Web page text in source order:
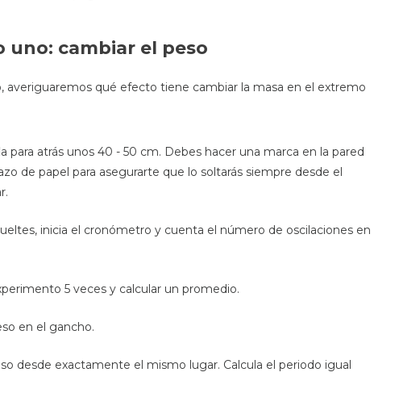
uno: cambiar el peso
averiguaremos qué efecto tiene cambiar la masa en el extremo
para atrás unos 40 - 50 cm. Debes hacer una marca en la pared
de papel para asegurarte que lo soltarás siempre desde el
inicia el cronómetro y cuenta el número de oscilaciones en
5 veces y calcular un promedio.
en el gancho.
desde exactamente el mismo lugar. Calcula el periodo igual